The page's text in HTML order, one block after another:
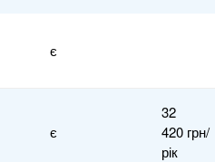
є
є
32
420 грн/
рік